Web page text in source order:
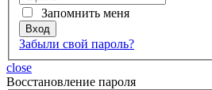
Запомнить меня
Забыли свой пароль?
close
Восcтановление пароля